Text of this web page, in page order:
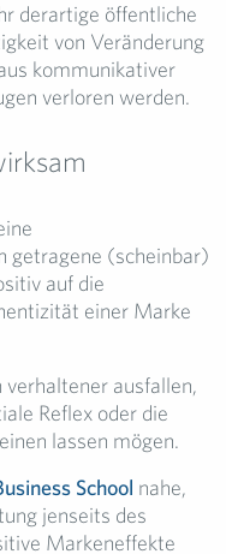
derartige öffentliche
von Veränderung
kommunikativer
verloren werden.
getragene (scheinbar)
auf die
einer Marke
ausfallen,
Reflex oder die
lassen mögen.
School nahe,
jenseits des
Markeneffekte